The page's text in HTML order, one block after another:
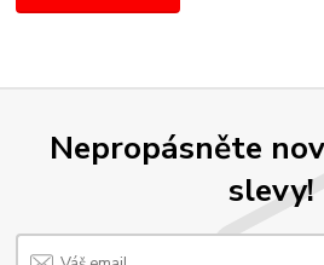
Nepropásněte
slevy!